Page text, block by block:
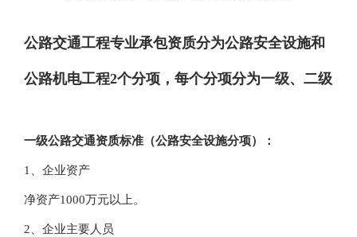
公路交通工程专业承包资质分为公路安全设施和
公路机电工程2个分项，每个分项分为一级、二级
一级公路交通资质标准（公路安全设施分项）：
1、企业资产
净资产1000万元以上。
2、企业主要人员